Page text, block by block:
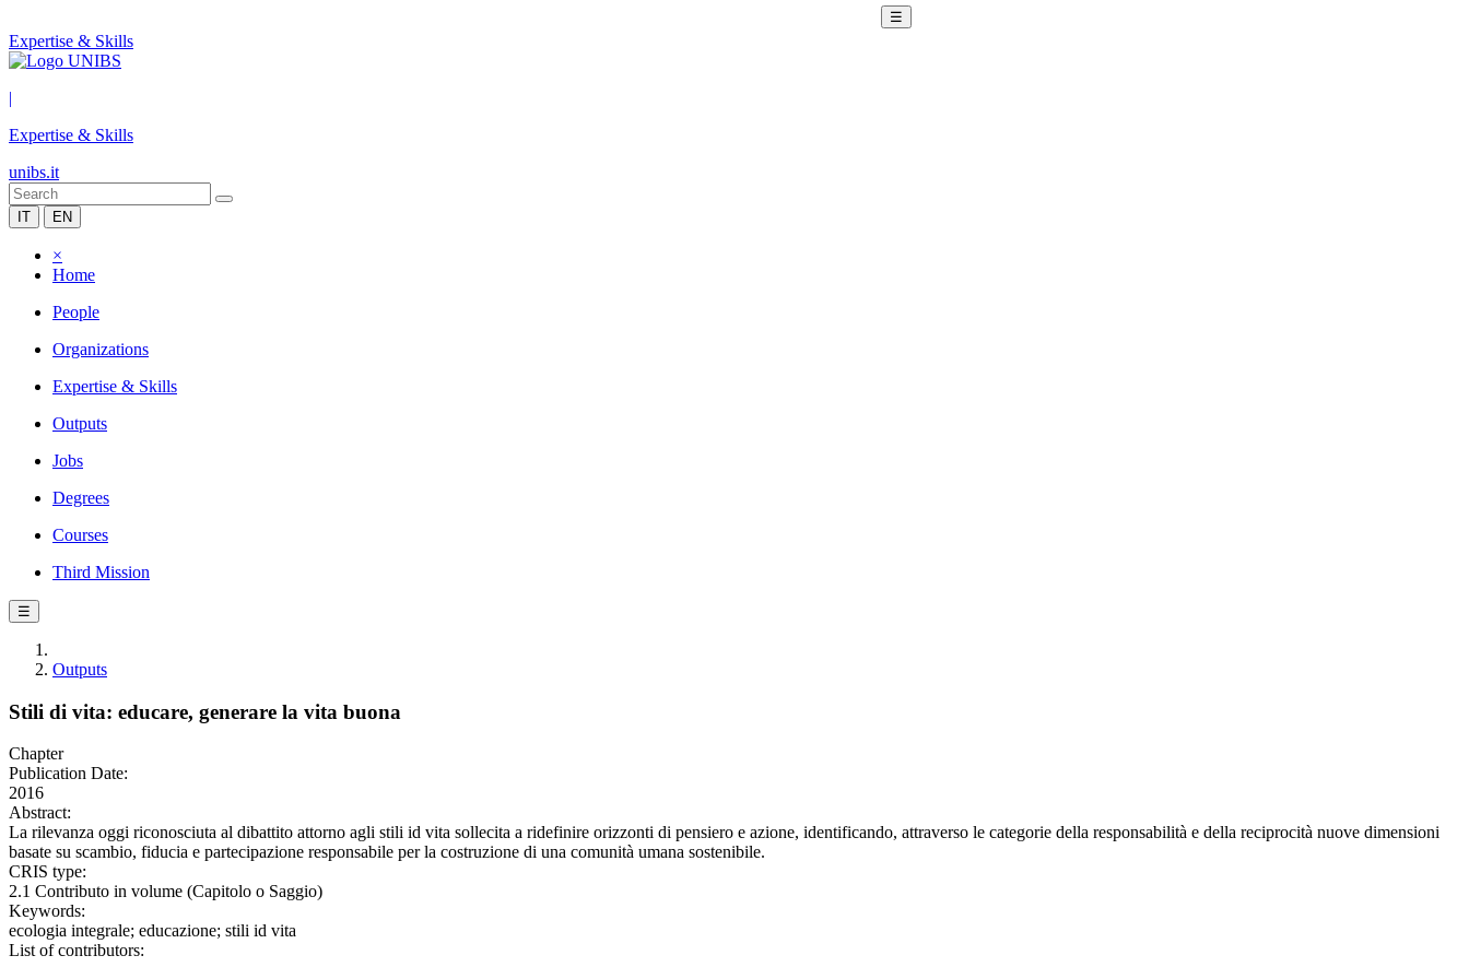
☰
Expertise & Skills
|
Expertise & Skills
unibs.it
IT EN
×
Home
People
Organizations
Expertise & Skills
Outputs
Jobs
Degrees
Courses
Third Mission
☰
Outputs
Stili di vita: educare, generare la vita buona
Chapter
Publication Date:
2016
Abstract:
La rilevanza oggi riconosciuta al dibattito attorno agli stili id vita sollecita a ridefinire orizzonti di pensiero e azione, identificando, attraverso le categorie della responsabilità e della reciprocità nuove dimensioni
basate su scambio, fiducia e partecipazione responsabile per la costruzione di una comunità umana sostenibile.
CRIS type:
2.1 Contributo in volume (Capitolo o Saggio)
Keywords:
ecologia integrale; educazione; stili id vita
List of contributors: